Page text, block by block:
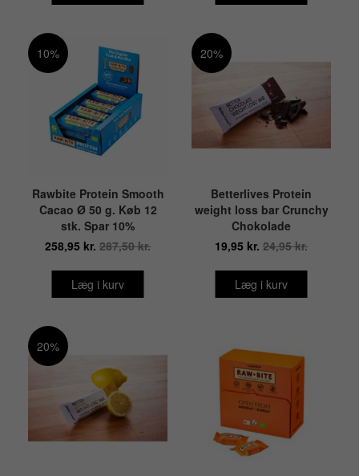
10%
Rawbite Protein Smooth
Cacao Ø 50 g. Køb 12
stk. Spar 10%
258,95 kr. 287,50 kr.
Læg i kurv
20%
Betterlives Protein
weight loss bar Crunchy
Chokolade
19,95 kr. 24,95 kr.
Læg i kurv
20%